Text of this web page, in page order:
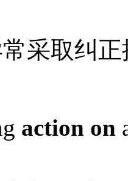
采取纠正
action on